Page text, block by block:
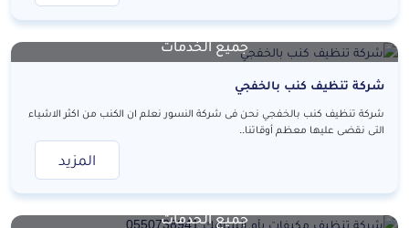
جميع الخدمات
شركة تنظيف كنب بالخفجي
شركة تنظيف كنب بالخفجي نحن فى شركة النسور نعلم ان الكنب من اكثر الاشياء
التى نقضى عليها معظم أوقاتنا..
المزيد
جميع الخدمات